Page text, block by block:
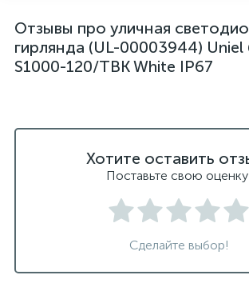
Отзывы про уличная
гирлянда (UL-00003944)
S1000-120/TBK White IP67
Хотите оставить
Поставьте свою
Сделайте выбор!